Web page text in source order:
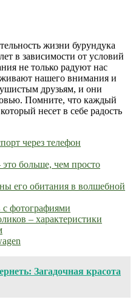
жизни бурундука
в зависимости от условий
не только радуют нас
нашего внимания и
друзьям, и они
Помните, что каждый
несет в себе радость
через телефон
больше, чем просто
его обитания в волшебной
фотографиями
– характеристики
Загадочная красота